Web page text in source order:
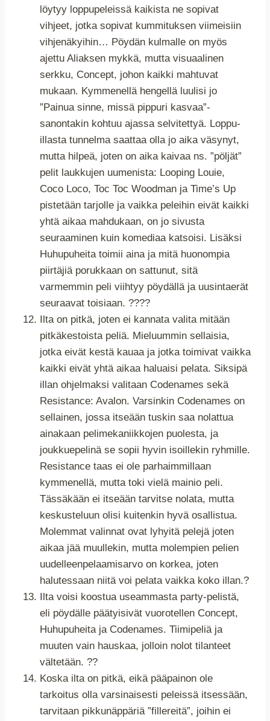
löytyy loppupeleissä kaikista ne sopivat
vihjeet, jotka sopivat kummituksen viimeisiin
vihjenäkyihin… Pöydän kulmalle on myös
ajettu Aliaksen mykkä, mutta visuaalinen
serkku, Concept, johon kaikki mahtuvat
mukaan. Kymmenellä hengellä luulisi jo
”Painua sinne, missä pippuri kasvaa”-
sanontakin kohtuu ajassa selvitettyä. Loppu-
illasta tunnelma saattaa olla jo aika väsynyt,
mutta hilpeä, joten on aika kaivaa ns. ”pöljät”
pelit laukkujen uumenista: Looping Louie,
Coco Loco, Toc Toc Woodman ja Time’s Up
pistetään tarjolle ja vaikka peleihin eivät kaikki
yhtä aikaa mahdukaan, on jo sivusta
seuraaminen kuin komediaa katsoisi. Lisäksi
Huhupuheita toimii aina ja mitä huonompia
piirtäjiä porukkaan on sattunut, sitä
varmemmin peli viihtyy pöydällä ja uusintaerät
seuraavat toisiaan. ????
Ilta on pitkä, joten ei kannata valita mitään
pitkäkestoista peliä. Mieluummin sellaisia,
jotka eivät kestä kauaa ja jotka toimivat vaikka
kaikki eivät yhtä aikaa haluaisi pelata. Siksipä
illan ohjelmaksi valitaan Codenames sekä
Resistance: Avalon. Varsinkin Codenames on
sellainen, jossa itseään tuskin saa nolattua
ainakaan pelimekaniikkojen puolesta, ja
joukkuepelinä se sopii hyvin isoillekin ryhmille.
Resistance taas ei ole parhaimmillaan
kymmenellä, mutta toki vielä mainio peli.
Tässäkään ei itseään tarvitse nolata, mutta
keskusteluun olisi kuitenkin hyvä osallistua.
Molemmat valinnat ovat lyhyitä pelejä joten
aikaa jää muullekin, mutta molempien pelien
uudelleenpelaamisarvo on korkea, joten
halutessaan niitä voi pelata vaikka koko illan.?
Ilta voisi koostua useammasta party-pelistä,
eli pöydälle päätyisivät vuorotellen Concept,
Huhupuheita ja Codenames. Tiimipeliä ja
muuten vain hauskaa, jolloin nolot tilanteet
vältetään. ??
Koska ilta on pitkä, eikä pääpainon ole
tarkoitus olla varsinaisesti peleissä itsessään,
tarvitaan pikkunäppäriä ”fillereitä”, joihin ei